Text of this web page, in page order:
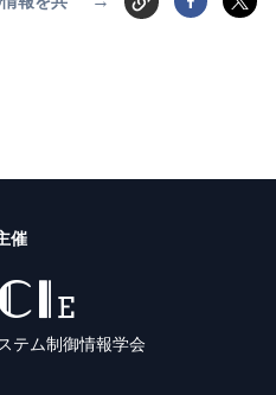
催
テム制御情報学会